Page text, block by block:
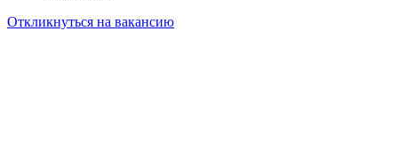
Откликнуться на вакансию